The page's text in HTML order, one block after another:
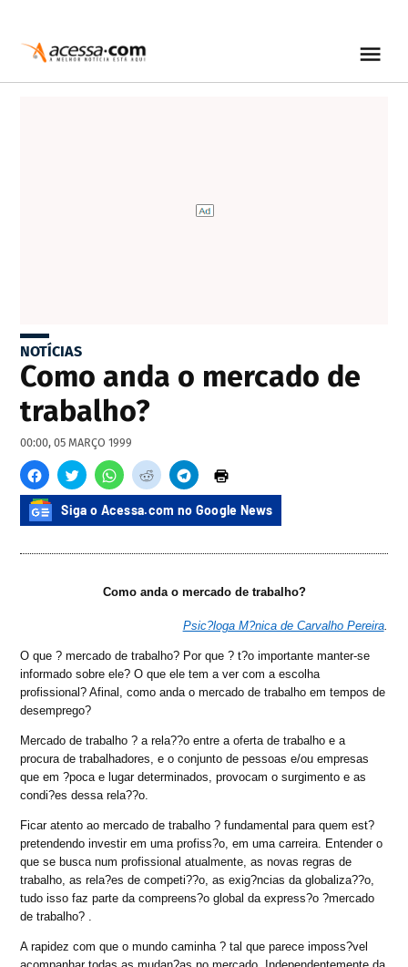
NOTÍCIAS
Como anda o mercado de
trabalho?
00:00, 05 MARÇO 1999
Siga o Acessa.com no Google News
Como anda o mercado de trabalho?
Psic?loga M?nica de Carvalho Pereira.
O que ? mercado de trabalho? Por que ? t?o importante manter-se
informado sobre ele? O que ele tem a ver com a escolha
profissional? Afinal, como anda o mercado de trabalho em tempos de
desemprego?
Mercado de trabalho ? a rela??o entre a oferta de trabalho e a
procura de trabalhadores, e o conjunto de pessoas e/ou empresas
que em ?poca e lugar determinados, provocam o surgimento e as
condi?es dessa rela??o.
Ficar atento ao mercado de trabalho ? fundamental para quem est?
pretendendo investir em uma profiss?o, em uma carreira. Entender o
que se busca num profissional atualmente, as novas regras de
trabalho, as rela?es de competi??o, as exig?ncias da globaliza??o,
tudo isso faz parte da compreens?o global da express?o ?mercado
de trabalho? .
A rapidez com que o mundo caminha ? tal que parece imposs?vel